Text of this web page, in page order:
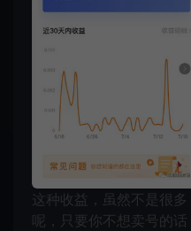
这种收益，虽然不是很
呢，只要你不想卖号的